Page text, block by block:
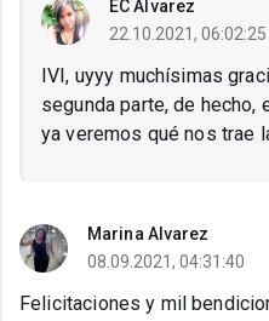
EC Alvarez
22.10.2021, 06:02:25
IVI, uyyy muchísimas
segunda parte, de hecho,
ya veremos qué nos trae
Marina Alvarez
08.09.2021, 04:31:40
Felicitaciones y mil